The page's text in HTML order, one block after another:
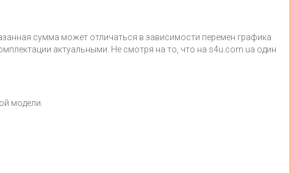
сумма может отличаться в зависимости перемен графика
актуальными. Не смотря на то, что на s4u.com.ua один
модели.